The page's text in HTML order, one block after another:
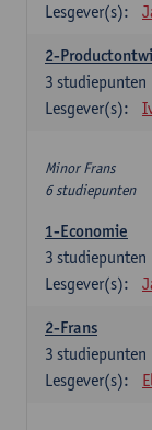
Lesgever(s):
2-
3 studiepunten
Lesgever(s):
Minor Frans
6 studiepunten
1-Economie
3 studiepunten
Lesgever(s):
2-Frans
3 studiepunten
Lesgever(s):